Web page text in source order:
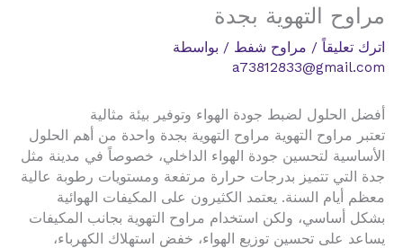
مراوح التهوية بجدة
اترك تعليقاً / مراوح شفط / بواسطة
a73812833@gmail.com
أفضل الحلول لضبط جودة الهواء وتوفير بيئة مثالية
تعتبر مراوح التهوية مراوح التهوية بجدة واحدة من أهم الحلول
الأساسية لتحسين جودة الهواء الداخلي، خصوصاً في مدينة مثل
جدة التي تتميز بدرجات حرارة مرتفعة ومستويات رطوبة عالية
معظم أيام السنة. يعتمد الكثيرون على المكيفات الهوائية
بشكل أساسي، ولكن استخدام مراوح التهوية بجانب المكيفات
يساعد على تحسين توزيع الهواء، خفض استهلاك الكهرباء،